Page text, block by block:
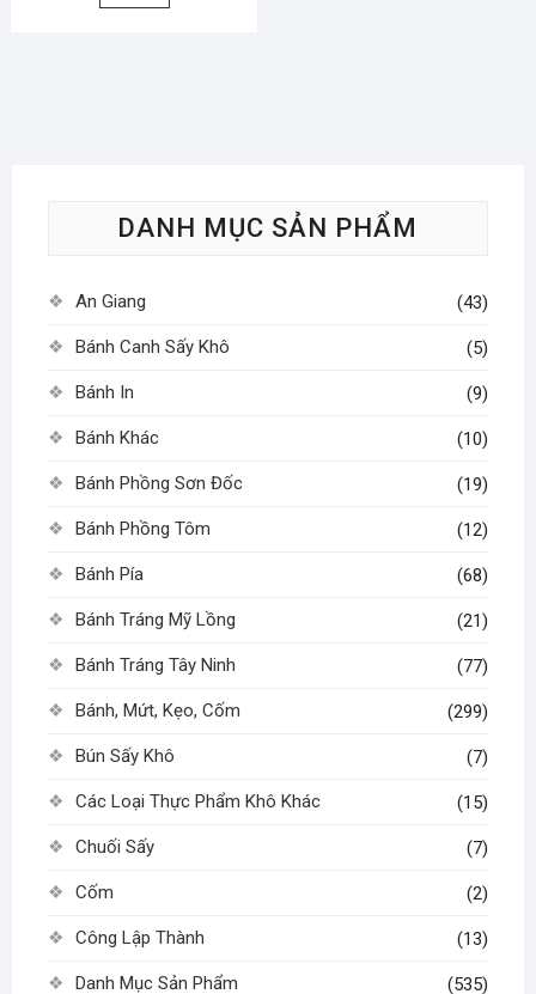
chọn
chọn
DANH MỤC SẢN PHẨM
An Giang (43)
Bánh Canh Sấy Khô (5)
Bánh In (9)
Bánh Khác (10)
Bánh Phồng Sơn Đốc (19)
Bánh Phồng Tôm (12)
Bánh Pía (68)
Bánh Tráng Mỹ Lồng (21)
Bánh Tráng Tây Ninh (77)
Bánh, Mứt, Kẹo, Cốm (299)
Bún Sấy Khô (7)
Các Loại Thực Phẩm Khô Khác (15)
Chuối Sấy (7)
Cốm (2)
Công Lập Thành (13)
Danh Mục Sản Phẩm (535)